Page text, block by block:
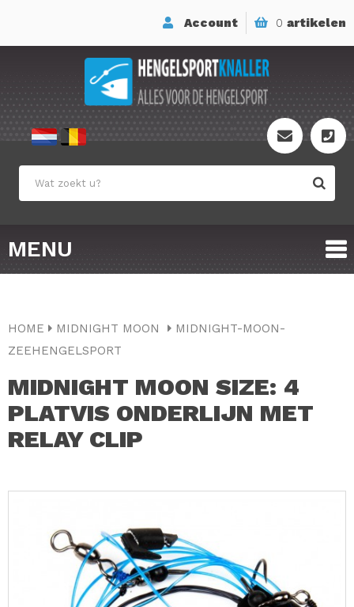
0 artikelen
Account
MENU
HOME MIDNIGHT MOON
MIDNIGHT-MOON-
ZEEHENGELSPORT
MIDNIGHT MOON SIZE: 4
PLATVIS ONDERLIJN MET
RELAY CLIP